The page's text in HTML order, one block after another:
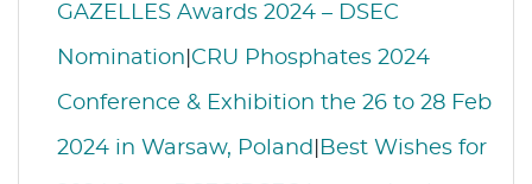
GAZELLES Awards 2024 – DSEC
Nomination CRU Phosphates 2024
Conference & Exhibition the 26 to 28 Feb
2024 in Warsaw, Poland Best Wishes for